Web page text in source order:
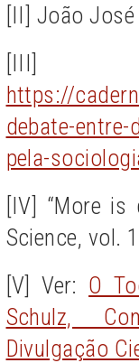
[II] João
[III]
https://
debate-
pela-
[IV] “More is
Science, vol.
[V] Ver: O
Schulz,
Divulgação